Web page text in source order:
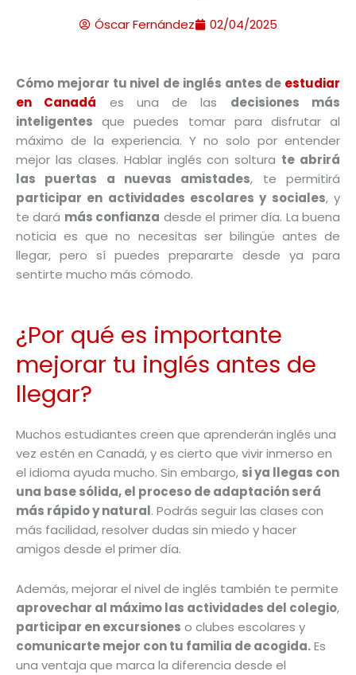
Óscar Fernández 02/04/2025
Cómo mejorar tu nivel de inglés antes de estudiar
en Canadá es una de las decisiones más
inteligentes que puedes tomar para disfrutar al
máximo de la experiencia. Y no solo por entender
mejor las clases. Hablar inglés con soltura te abrirá
las puertas a nuevas amistades, te permitirá
participar en actividades escolares y sociales, y
te dará más confianza desde el primer día. La buena
noticia es que no necesitas ser bilingüe antes de
llegar, pero sí puedes prepararte desde ya para
sentirte mucho más cómodo.
¿Por qué es importante
mejorar tu inglés antes de
llegar?
Muchos estudiantes creen que aprenderán inglés una
vez estén en Canadá, y es cierto que vivir inmerso en
el idioma ayuda mucho. Sin embargo, si ya llegas con
una base sólida, el proceso de adaptación será
más rápido y natural. Podrás seguir las clases con
más facilidad, resolver dudas sin miedo y hacer
amigos desde el primer día.
Además, mejorar el nivel de inglés también te permite
aprovechar al máximo las actividades del colegio,
participar en excursiones o clubes escolares y
comunicarte mejor con tu familia de acogida.Es
una ventaja que marca la diferencia desde el